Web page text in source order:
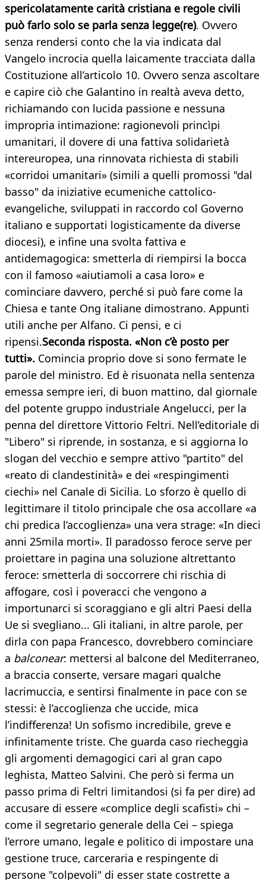
spericolatamente carità cristiana e regole civili
può farlo solo se parla senza legge(re). Ovvero
senza rendersi conto che la via indicata dal
Vangelo incrocia quella laicamente tracciata dalla
Costituzione all’articolo 10. Ovvero senza ascoltare
e capire ciò che Galantino in realtà aveva detto,
richiamando con lucida passione e nessuna
impropria intimazione: ragionevoli princìpi
umanitari, il dovere di una fattiva solidarietà
intereuropea, una rinnovata richiesta di stabili
«corridoi umanitari» (simili a quelli promossi "dal
basso" da iniziative ecumeniche cattolico-
evangeliche, sviluppati in raccordo col Governo
italiano e supportati logisticamente da diverse
diocesi), e infine una svolta fattiva e
antidemagogica: smetterla di riempirsi la bocca
con il famoso «aiutiamoli a casa loro» e
cominciare davvero, perché si può fare come la
Chiesa e tante Ong italiane dimostrano. Appunti
utili anche per Alfano. Ci pensi, e ci
ripensi.Seconda risposta. «Non c’è posto per
tutti». Comincia proprio dove si sono fermate le
parole del ministro. Ed è risuonata nella sentenza
emessa sempre ieri, di buon mattino, dal giornale
del potente gruppo industriale Angelucci, per la
penna del direttore Vittorio Feltri. Nell’editoriale di
"Libero" si riprende, in sostanza, e si aggiorna lo
slogan del vecchio e sempre attivo "partito" del
«reato di clandestinità» e dei «respingimenti
ciechi» nel Canale di Sicilia. Lo sforzo è quello di
legittimare il titolo principale che osa accollare «a
chi predica l’accoglienza» una vera strage: «In dieci
anni 25mila morti». Il paradosso feroce serve per
proiettare in pagina una soluzione altrettanto
feroce: smetterla di soccorrere chi rischia di
affogare, così i poveracci che vengono a
importunarci si scoraggiano e gli altri Paesi della
Ue si svegliano... Gli italiani, in altre parole, per
dirla con papa Francesco, dovrebbero cominciare
a balconear: mettersi al balcone del Mediterraneo,
a braccia conserte, versare magari qualche
lacrimuccia, e sentirsi finalmente in pace con se
stessi: è l’accoglienza che uccide, mica
l’indifferenza! Un sofismo incredibile, greve e
infinitamente triste. Che guarda caso riecheggia
gli argomenti demagogici cari al gran capo
leghista, Matteo Salvini. Che però si ferma un
passo prima di Feltri limitandosi (si fa per dire) ad
accusare di essere «complice degli scafisti» chi –
come il segretario generale della Cei – spiega
l’errore umano, legale e politico di impostare una
gestione truce, carceraria e respingente di
persone "colpevoli" di esser state costrette a